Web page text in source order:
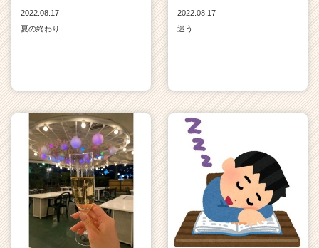
2022.08.17
夏の終わり
2022.08.17
迷う